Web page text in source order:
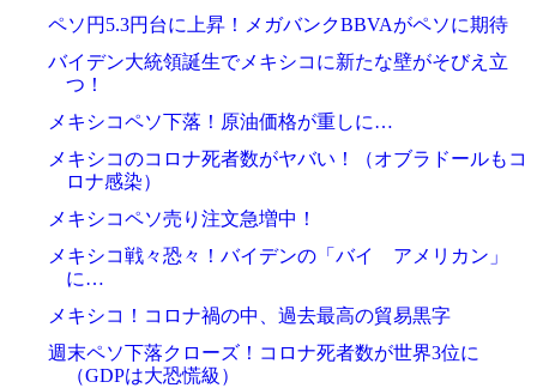
ペソ円5.3円台に上昇！メガバンクBBVAがペソに期待
バイデン大統領誕生でメキシコに新たな壁がそびえ立
つ！
メキシコペソ下落！原油価格が重しに…
メキシコのコロナ死者数がヤバい！（オブラドールもコ
ロナ感染）
メキシコペソ売り注文急増中！
メキシコ戦々恐々！バイデンの「バイ アメリカン」
に…
メキシコ！コロナ禍の中、過去最高の貿易黒字
週末ペソ下落クローズ！コロナ死者数が世界3位に
（GDPは大恐慌級）